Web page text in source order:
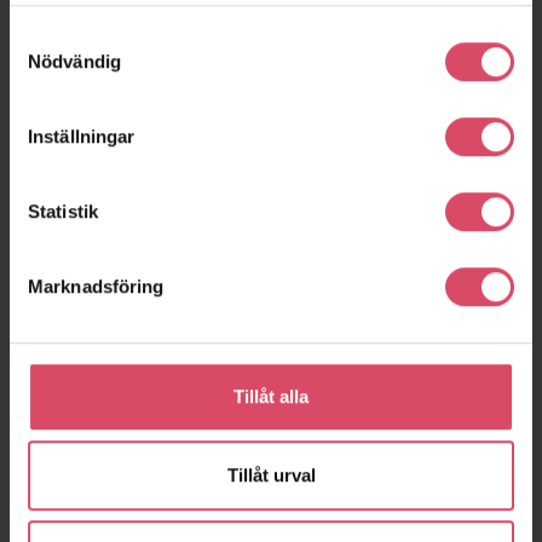
Nödvändig
Inställningar
Statistik
Marknadsföring
Tillåt alla
Tillåt urval
Kv Sirius
Helsingborg Malmö